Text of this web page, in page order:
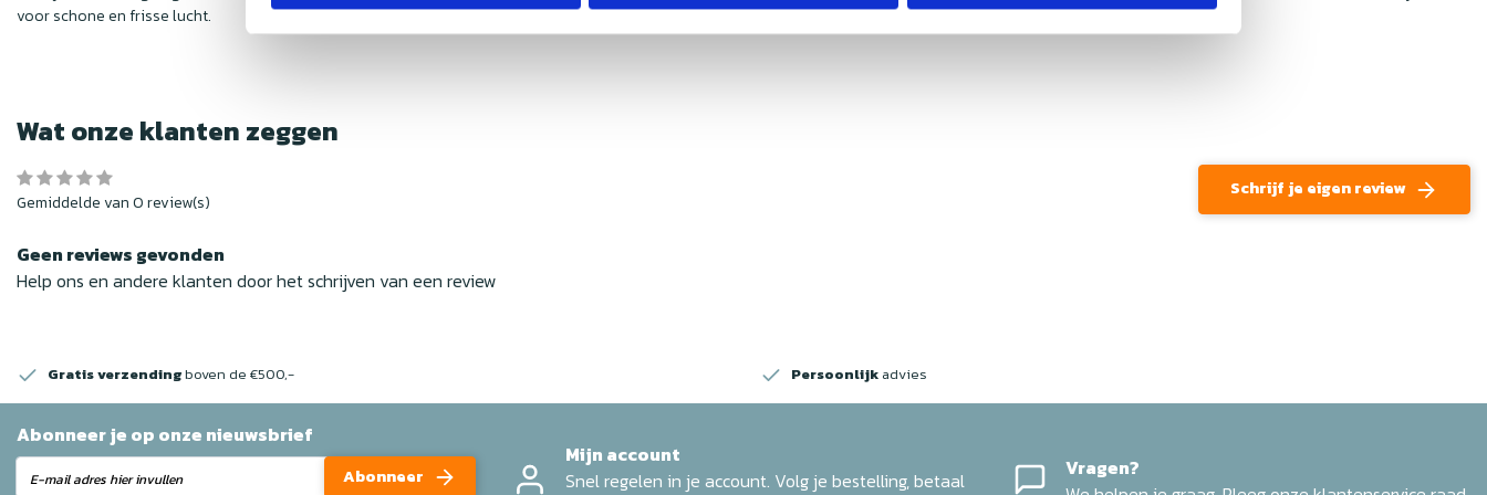
voor schone en frisse lucht.
Wat onze klanten zeggen
Gemiddelde van 0 review(s)
Schrijf je eigen review
Geen reviews gevonden
Help ons en andere klanten door het schrijven van een review
Gratis verzendingboven de €500,- Persoonlijk advies
Abonneer je op onze nieuwsbrief
Abonneer
Mijn account
Snel regelen in je account. Volg je bestelling, betaal
Vragen?